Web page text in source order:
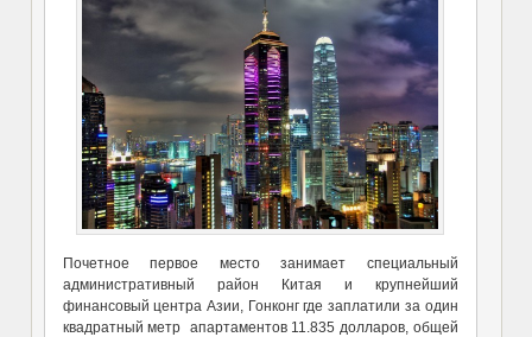
Почетное первое место занимает специальный
административный район Китая и крупнейший
финансовый центра Азии, Гонконг где заплатили за один
квадратный метр апартаментов 11.835 долларов, общей